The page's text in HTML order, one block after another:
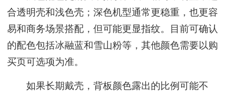
合透明壳和浅色壳；深色机型通常更稳重，也更容
易和商务场景搭配，但可能更显指纹。目前可确认
的配色包括冰融蓝和雪山粉等，其他颜色需要以购
买页可选项为准。
如果长期戴壳，背板颜色露出的比例可能不